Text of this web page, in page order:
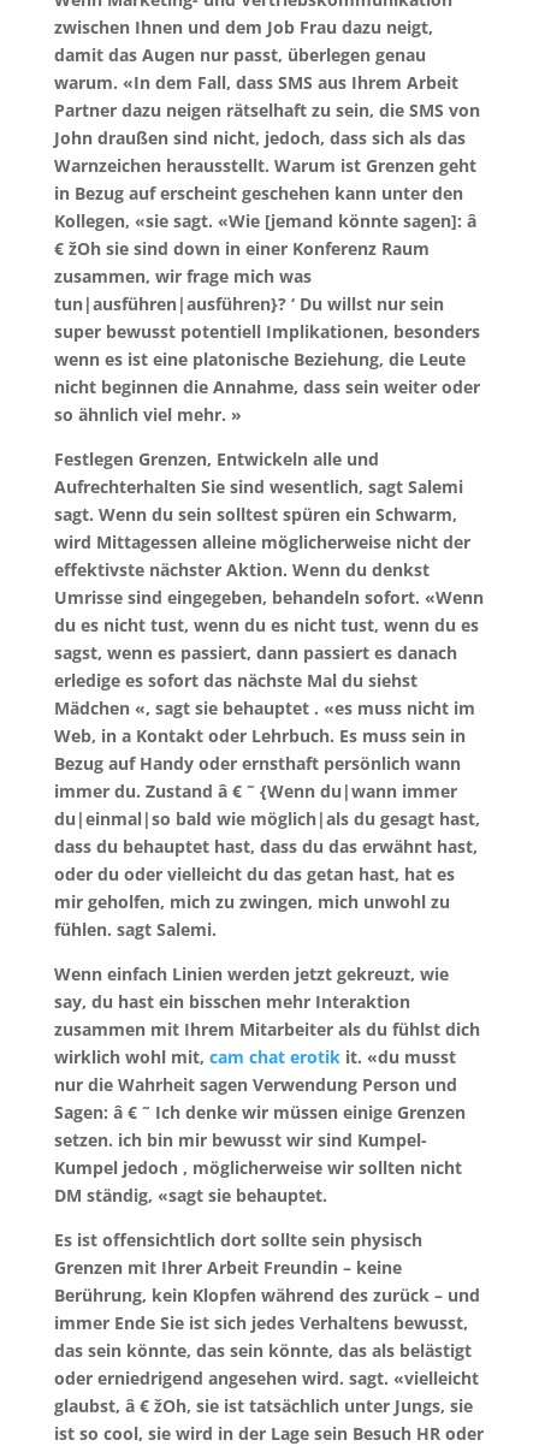
zwischen Ihnen und dem Job Frau dazu neigt,
damit das Augen nur passt, überlegen genau
warum. «In dem Fall, dass SMS aus Ihrem Arbeit
Partner dazu neigen rätselhaft zu sein, die SMS von
John draußen sind nicht, jedoch, dass sich als das
Warnzeichen herausstellt. Warum ist Grenzen geht
in Bezug auf erscheint geschehen kann unter den
Kollegen, «sie sagt. «Wie [jemand könnte sagen]: â
€ žOh sie sind down in einer Konferenz Raum
zusammen, wir frage mich was
tun|ausführen|ausführen}? ‘ Du willst nur sein
super bewusst potentiell Implikationen, besonders
wenn es ist eine platonische Beziehung, die Leute
nicht beginnen die Annahme, dass sein weiter oder
so ähnlich viel mehr. ​​»
Festlegen Grenzen, Entwickeln alle und
Aufrechterhalten Sie sind wesentlich, sagt Salemi
sagt. Wenn du sein solltest spüren ein Schwarm,
wird Mittagessen alleine möglicherweise nicht der
effektivste nächster Aktion. Wenn du denkst
Umrisse sind eingegeben, behandeln sofort. «Wenn
du es nicht tust, wenn du es nicht tust, wenn du es
sagst, wenn es passiert, dann passiert es danach
erledige es sofort das nächste Mal du siehst
Mädchen «, sagt sie behauptet . «es muss nicht im
Web, in a Kontakt oder Lehrbuch. Es muss sein in
Bezug auf Handy oder ernsthaft persönlich wann
immer du. Zustand â € ˜ {Wenn du|wann immer
du|einmal|so bald wie möglich|als du gesagt hast,
dass du behauptet hast, dass du das erwähnt hast,
oder du oder vielleicht du das getan hast, hat es
mir geholfen, mich zu zwingen, mich unwohl zu
fühlen. sagt Salemi.
Wenn einfach Linien werden jetzt gekreuzt, wie
say, du hast ein bisschen mehr Interaktion
zusammen mit Ihrem Mitarbeiter als du fühlst dich
wirklich wohl mit, cam chat erotikit. «du musst
nur die Wahrheit sagen Verwendung Person und
Sagen: â € ˜ Ich denke wir müssen einige Grenzen
setzen. ich bin mir bewusst wir sind Kumpel-
Kumpel jedoch , möglicherweise wir sollten nicht
DM ständig, «sagt sie behauptet.
Es ist offensichtlich dort sollte sein physisch
Grenzen mit Ihrer Arbeit Freundin – keine
Berührung, kein Klopfen während des zurück – und
immer Ende Sie ist sich jedes Verhaltens bewusst,
das sein könnte, das sein könnte, das als belästigt
oder erniedrigend angesehen wird. sagt. «vielleicht
glaubst, â € žOh, sie ist tatsächlich unter Jungs, sie
ist so cool, sie wird in der Lage sein Besuch HR oder